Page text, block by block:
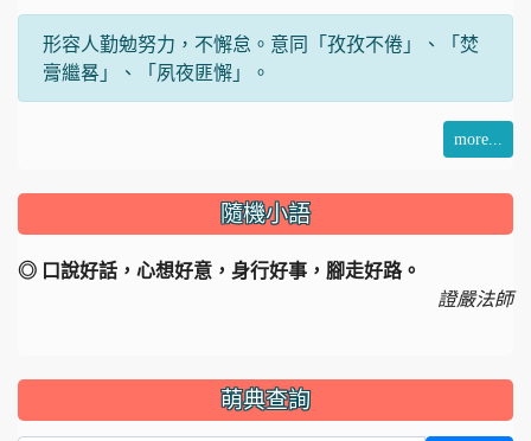
形容人勤勉努力，不懈怠。意同「孜孜不倦」、「焚
膏繼晷」、「夙夜匪懈」。
more...
隨機小語
◎ 口說好話，心想好意，身行好事，腳走好路。
證嚴法師
萌典查詢